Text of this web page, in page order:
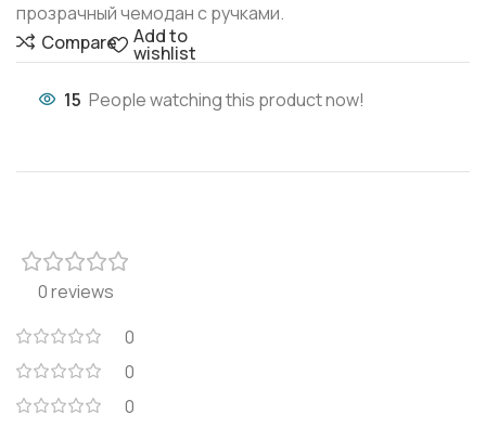
прозрачный чемодан с ручками.
Compare
Add to
wishlist
15 People watching this product now!
0 reviews
0
0
0